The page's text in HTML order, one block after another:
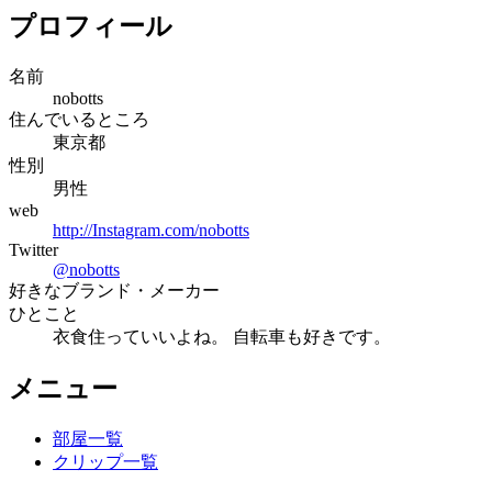
プロフィール
名前
nobotts
住んでいるところ
東京都
性別
男性
web
http://Instagram.com/nobotts
Twitter
@nobotts
好きなブランド・メーカー
ひとこと
衣食住っていいよね。 自転車も好きです。
メニュー
部屋一覧
クリップ一覧